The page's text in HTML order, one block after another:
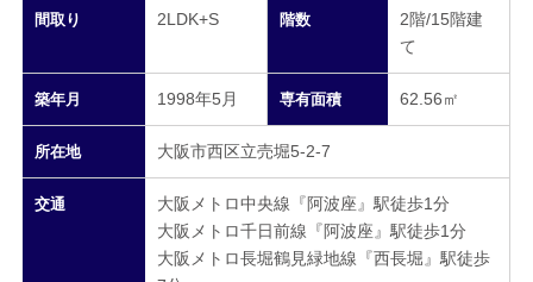
間取り 2LDK+S 階数
2階/15階建
て
築年月 1998年5月 専有面積 62.56㎡
所在地 大阪市西区立売堀5-2-7
交通
大阪メトロ中央線『阿波座』駅徒歩1分
大阪メトロ千日前線『阿波座』駅徒歩1分
大阪メトロ長堀鶴見緑地線『西長堀』駅徒歩